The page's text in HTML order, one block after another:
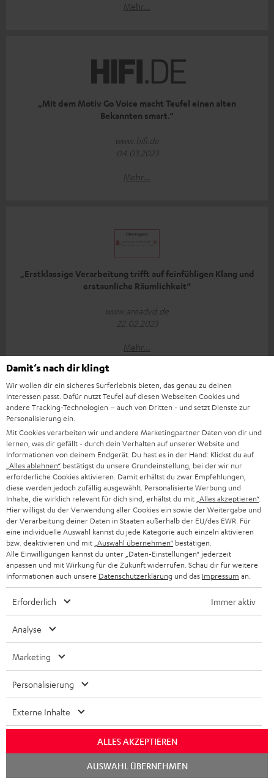
Mehr...
„Mit dem Motiv Go Voice macht Teufel einen alten
Bekannten smart.“
www.hifi.de
04.03.2023
Mehr...
„Erstklassige Verarbeitung trifft auf feinfühligen Klang und
erstaunliche Räumlichkeit“
www.areadvd.de
22.02.2023
Mehr...
„… Verarbeitung und Klangqualität sind sehr gut…“
www.av-magazin.de
21.02.2023
Mehr...
„… eine Fülle und Natürlichkeit, die stundenlanges Zuhören
ermöglichen.“
„… Fülle und Natürlichkeit, die stundenlanges Zuhören
Damit‘s nach dir klingt
Wir wollen dir ein sicheres Surferlebnis bieten, das genau zu deinen
Interessen passt. Dafür nutzt Teufel auf diesen Webseiten Cookies und
andere Tracking-Technologien – auch von Dritten - und setzt Dienste zur
Personalisierung ein.
Mit Cookies verarbeiten wir und andere Marketingpartner Daten von dir und
lernen, was dir gefällt - durch dein Verhalten auf unserer Website und
Informationen von deinem Endgerät. Du hast es in der Hand: Klickst du auf
„Alles ablehnen“ bestätigst du unsere Grundeinstellung, bei der wir nur
erforderliche Cookies aktivieren. Damit erhältst du zwar Empfehlungen,
diese werden jedoch zufällig ausgewählt. Personalisierte Werbung und
Inhalte, die wirklich relevant für dich sind, erhältst du mit „Alles akzeptieren“.
Hier willigst du der Verwendung aller Cookies ein sowie der Weitergabe und
der Verarbeitung deiner Daten in Staaten außerhalb der EU/des EWR. Für
eine individuelle Auswahl kannst du jede Kategorie auch einzeln aktivieren
bzw. deaktivieren und mit „Auswahl übernehmen“ bestätigen.
Alle Einwilligungen kannst du unter „Daten-Einstellungen“ jederzeit
anpassen und mit Wirkung für die Zukunft widerrufen. Schau dir für weitere
Informationen auch unsere Datenschutzerklärung und das Impressum an.
Erforderlich Immer aktiv
Analyse
Marketing
Personalisierung
Externe Inhalte
ALLES AKZEPTIEREN
AUSWAHL ÜBERNEHMEN